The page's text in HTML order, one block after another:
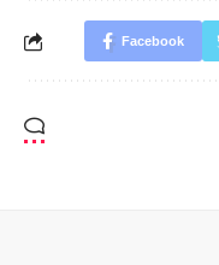
Facebook